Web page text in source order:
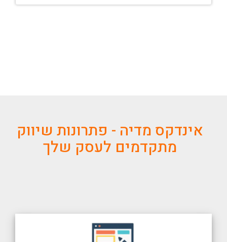
אינדקס מדיה - פתרונות שיווק
מתקדמים לעסק שלך